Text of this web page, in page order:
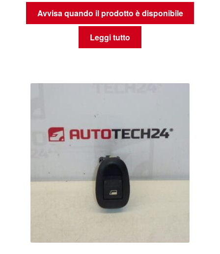
Avvisa quando il prodotto è disponibile
Leggi tutto